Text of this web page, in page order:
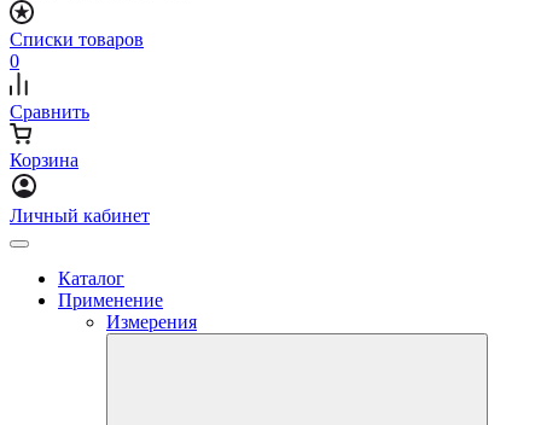
Списки товаров
0
Сравнить
Корзина
Личный кабинет
Каталог
Применение
Измерения